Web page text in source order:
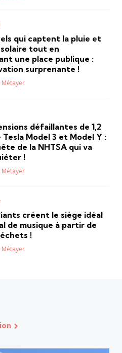
qui captent la pluie et
solaire tout en
une place publique :
surprenante !
Métayer
défaillantes de 1,2
Tesla Model 3 et Model Y :
de la NHTSA qui va
!
Métayer
créent le siège idéal
de musique à partir de
!
Métayer